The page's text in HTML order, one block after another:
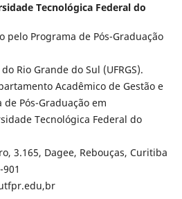
Tecnológica Federal do
pelo Programa de Pós-Graduação
Rio Grande do Sul (UFRGS).
Acadêmico de Gestão e
Pós-Graduação em
Tecnológica Federal do
3.165, Dagee, Rebouças, Curitiba